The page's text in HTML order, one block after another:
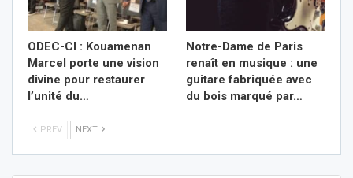
ODEC-CI : Kouamenan
Marcel porte une vision
divine pour restaurer
l’unité du…
Notre-Dame de Paris
renaît en musique : une
guitare fabriquée avec
du bois marqué par…
PREV NEXT